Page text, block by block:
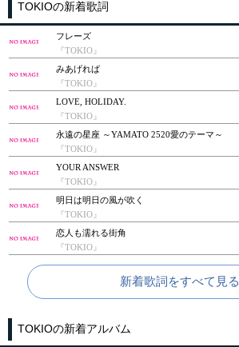
TOKIOの新着歌詞
フレーズ
『TOKIO』
みあげれば
『TOKIO』
LOVE, HOLIDAY.
『TOKIO』
永遠の星座 ～YAMATO 2520愛のテーマ～
『TOKIO』
YOUR ANSWER
『TOKIO』
明日は明日の風が吹く
『TOKIO』
恋人も濡れる街角
『TOKIO』
新着歌詞をすべて見る
TOKIOの新着アルバム